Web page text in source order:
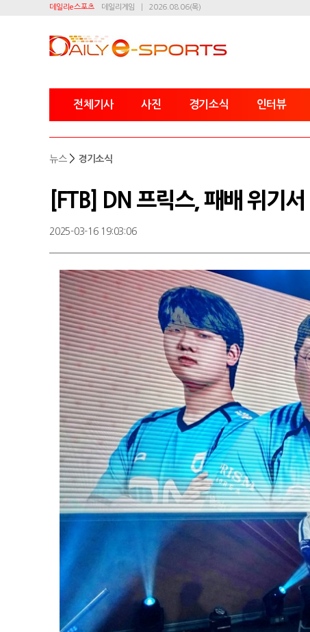
데일리e스포츠 데일리게임 2026.08.06(목)
전체기사 사진 경기소식 인터뷰
뉴스 > 경기소식
[FTB] DN 프릭스, 패배 위기
2025-03-16 19:03:06